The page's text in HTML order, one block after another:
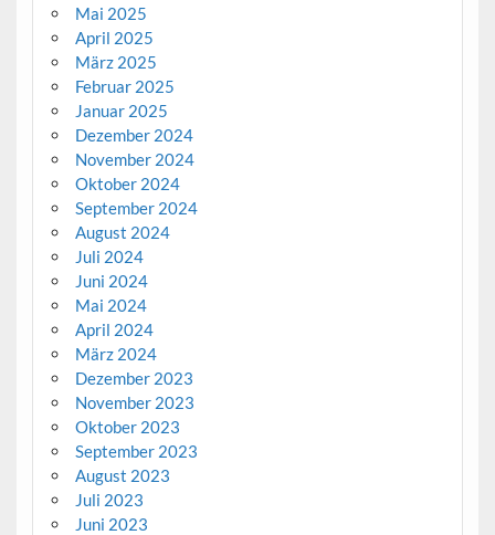
Mai 2025
April 2025
März 2025
Februar 2025
Januar 2025
Dezember 2024
November 2024
Oktober 2024
September 2024
August 2024
Juli 2024
Juni 2024
Mai 2024
April 2024
März 2024
Dezember 2023
November 2023
Oktober 2023
September 2023
August 2023
Juli 2023
Juni 2023